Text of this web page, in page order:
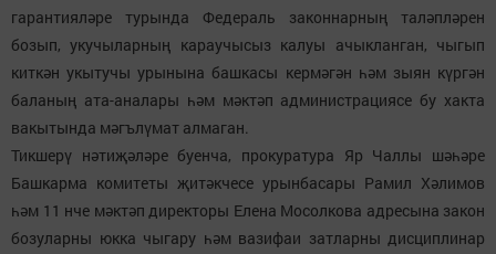
гарантияләре турында Федераль законнарның таләпләрен
бозып, укучыларның караучысыз калуы ачыкланган, чыгып
киткән укытучы урынына башкасы кермәгән һәм зыян күргән
баланың ата-аналары һәм мәктәп администрациясе бу хакта
вакытында мәгълүмат алмаган.
Тикшерү нәтиҗәләре буенча, прокуратура Яр Чаллы шәһәре
Башкарма комитеты җитәкчесе урынбасары Рамил Хәлимов
һәм 11 нче мәктәп директоры Елена Мосолкова адресына закон
бозуларны юкка чыгару һәм вазифаи затларны дисциплинар